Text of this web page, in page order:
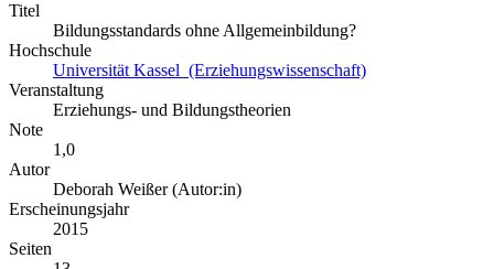
Titel
Bildungsstandards ohne Allgemeinbildung?
Hochschule
Universität Kassel (Erziehungswissenschaft)
Veranstaltung
Erziehungs- und Bildungstheorien
Note
1,0
Autor
Deborah Weißer (Autor:in)
Erscheinungsjahr
2015
Seiten